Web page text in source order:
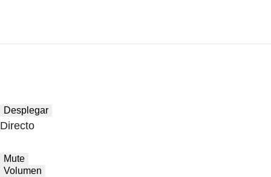
Desplegar
Directo
Mute
Volumen